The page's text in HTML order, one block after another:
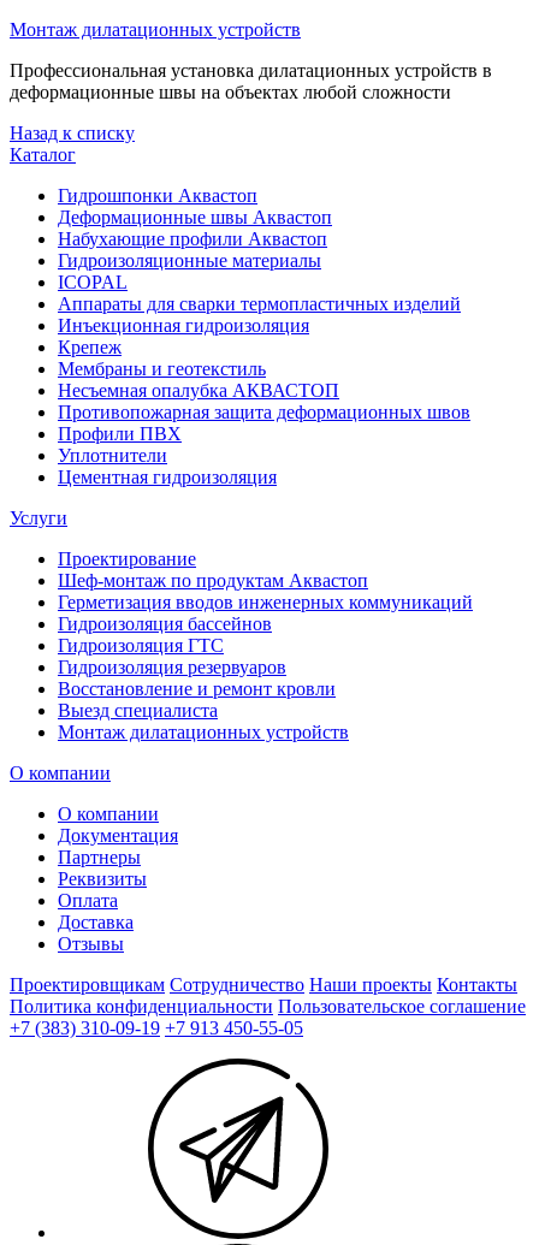
Монтаж дилатационных устройств
Профессиональная установка дилатационных устройств в
деформационные швы на объектах любой сложности
Назад к списку
Каталог
Гидрошпонки Аквастоп
Деформационные швы Аквастоп
Набухающие профили Аквастоп
Гидроизоляционные материалы
ICOPAL
Аппараты для сварки термопластичных изделий
Инъекционная гидроизоляция
Крепеж
Мембраны и геотекстиль
Несъемная опалубка АКВАСТОП
Противопожарная защита деформационных швов
Профили ПВХ
Уплотнители
Цементная гидроизоляция
Услуги
Проектирование
Шеф-монтаж по продуктам Аквастоп
Герметизация вводов инженерных коммуникаций
Гидроизоляция бассейнов
Гидроизоляция ГТС
Гидроизоляция резервуаров
Восстановление и ремонт кровли
Выезд специалиста
Монтаж дилатационных устройств
О компании
О компании
Документация
Партнеры
Реквизиты
Оплата
Доставка
Отзывы
Проектировщикам Сотрудничество Наши проекты Контакты
Политика конфиденциальности Пользовательское соглашение
+7 (383) 310-09-19 +7 913 450-55-05